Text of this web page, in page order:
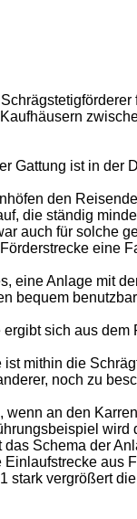
Gattung ist in der
den
die ständig
auch für solche
eine
eine Anlage mit
bequem
sich aus dem
mithin die
noch zu
wenn an den
Schema der
aus
stark vergrößert